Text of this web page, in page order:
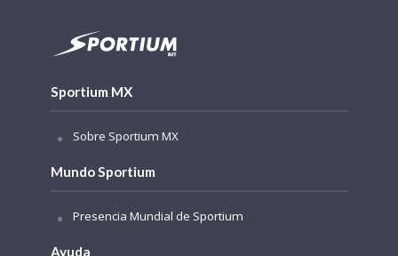
Sportium MX
Sobre Sportium MX
Mundo Sportium
Presencia Mundial de Sportium
Ayuda